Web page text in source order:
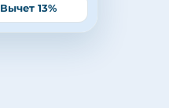
Вычет 13%